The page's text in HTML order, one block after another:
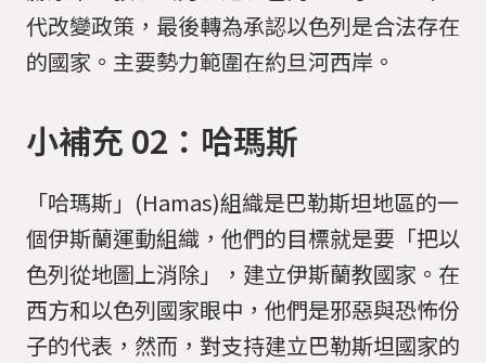
代改變政策，最後轉為承認以色列是合法存在
的國家。主要勢力範圍在約旦河西岸。
小補充 02：哈瑪斯
「哈瑪斯」(Hamas)組織是巴勒斯坦地區的一
個伊斯蘭運動組織，他們的目標就是要「把以
色列從地圖上消除」，建立伊斯蘭教國家。在
西方和以色列國家眼中，他們是邪惡與恐怖份
子的代表，然而，對支持建立巴勒斯坦國家的